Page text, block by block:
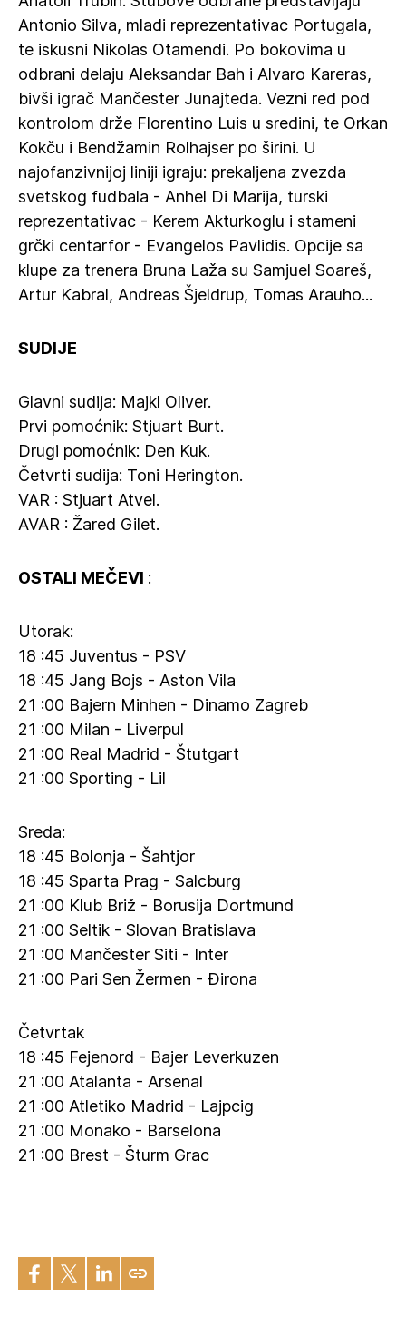
Antonio Silva, mladi reprezentativac Portugala,
te iskusni Nikolas Otamendi. Po bokovima u
odbrani delaju Aleksandar Bah i Alvaro Kareras,
bivši igrač Mančester Junajteda. Vezni red pod
kontrolom drže Florentino Luis u sredini, te Orkan
Kokču i Bendžamin Rolhajser po širini. U
najofanzivnijoj liniji igraju: prekaljena zvezda
svetskog fudbala - Anhel Di Marija, turski
reprezentativac - Kerem Akturkoglu i stameni
grčki centarfor - Evangelos Pavlidis. Opcije sa
klupe za trenera Bruna Laža su Samjuel Soareš,
Artur Kabral, Andreas Šjeldrup, Tomas Arauho...
SUDIJE
Glavni sudija: Majkl Oliver.
Prvi pomoćnik: Stjuart Burt.
Drugi pomoćnik: Den Kuk.
Četvrti sudija: Toni Herington.
VAR : Stjuart Atvel.
AVAR : Žared Gilet.
OSTALI MEČEVI :
Utorak:
18 :45 Juventus - PSV
18 :45 Jang Bojs - Aston Vila
21 :00 Bajern Minhen - Dinamo Zagreb
21 :00 Milan - Liverpul
21 :00 Real Madrid - Štutgart
21 :00 Sporting - Lil
Sreda:
18 :45 Bolonja - Šahtjor
18 :45 Sparta Prag - Salcburg
21 :00 Klub Briž - Borusija Dortmund
21 :00 Seltik - Slovan Bratislava
21 :00 Mančester Siti - Inter
21 :00 Pari Sen Žermen - Đirona
Četvrtak
18 :45 Fejenord - Bajer Leverkuzen
21 :00 Atalanta - Arsenal
21 :00 Atletiko Madrid - Lajpcig
21 :00 Monako - Barselona
21 :00 Brest - Šturm Grac